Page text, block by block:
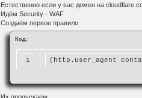
Естественно если у вас домен на
Идём Security - WAF
Создаём первое правило
Код:
1 (http.user_agent
Их пропускаем.